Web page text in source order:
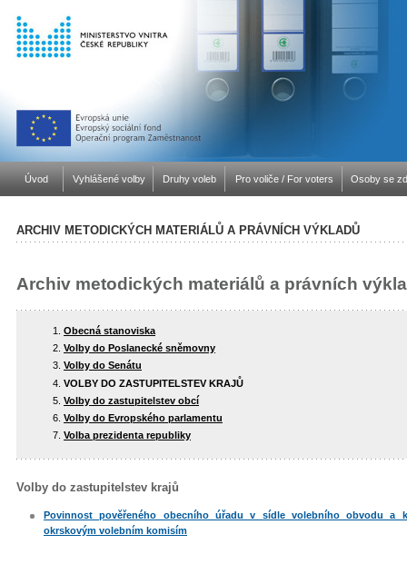
Úvod Vyhlášené volby Druhy voleb Pro voliče / For voters Osoby se
ARCHIV METODICKÝCH MATERIÁLŮ A PRÁVNÍCH VÝKLADŮ
Archiv metodických materiálů a právních
Obecná stanoviska
Volby do Poslanecké sněmovny
Volby do Senátu
VOLBY DO ZASTUPITELSTEV KRAJŮ
Volby do zastupitelstev obcí
Volby do Evropského parlamentu
Volba prezidenta republiky
Volby do zastupitelstev krajů
Povinnost pověřeného obecního úřadu v sídle volebního obvodu a
okrskovým volebním komisím